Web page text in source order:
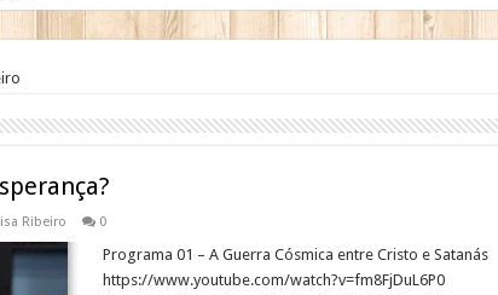
Ribeiro 0
Programa 01 – A Guerra Cósmica entre Cristo e Satanás
https://www.youtube.com/watch?v=fm8FjDuL6P0